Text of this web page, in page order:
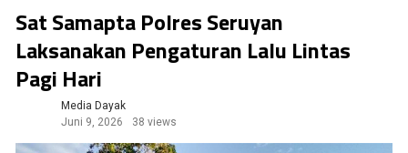
Sat Samapta Polres Seruyan
Laksanakan Pengaturan Lalu Lintas
Pagi Hari
Media Dayak
Juni 9, 2026
38 views